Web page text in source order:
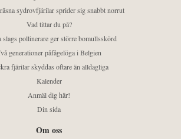
sydrovfjärilar sprider sig snabbt norrut
Vad tittar du på?
slags pollinerare ger större bomullsskörd
generationer påfågelöga i Belgien
fjärilar skyddas oftare än alldagliga
Kalender
Anmäl dig här!
Din sida
Om oss